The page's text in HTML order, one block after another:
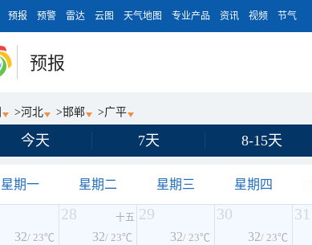
预报 预警 雷达 云图 天气地图 专业产品 资讯 视频 节气
预报
>河北 >邯郸 >广平
今天 7天 8-15天
星期一 星期二 星期三 星期四
32/ 23℃
28 十五
32/ 23℃
29
32/ 23℃
30
32/ 23℃
31